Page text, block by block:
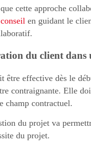
cette approche
en guidant le
du client dans
être effective dès le
contraignante. Elle
champ contractuel.
du projet va
du projet.